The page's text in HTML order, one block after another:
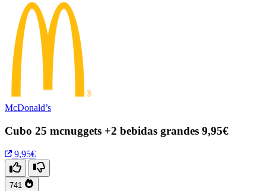
McDonald’s
Cubo 25 mcnuggets +2 bebidas grandes 9,95€
9,95€
741